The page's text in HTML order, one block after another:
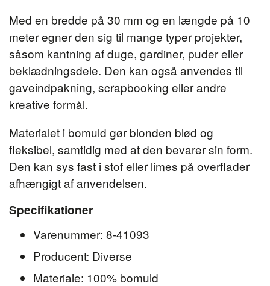
Med en bredde på 30 mm og en længde på 10
meter egner den sig til mange typer projekter,
såsom kantning af duge, gardiner, puder eller
beklædningsdele. Den kan også anvendes til
gaveindpakning, scrapbooking eller andre
kreative formål.
Materialet i bomuld gør blonden blød og
fleksibel, samtidig med at den bevarer sin form.
Den kan sys fast i stof eller limes på overflader
afhængigt af anvendelsen.
Specifikationer
Varenummer: 8-41093
Producent: Diverse
Materiale: 100% bomuld